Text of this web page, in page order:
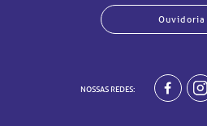
Ouvidoria
NOSSAS REDES: